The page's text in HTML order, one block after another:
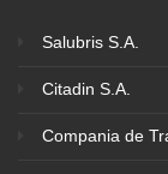
Salubris S.A.
Citadin S.A.
Compania de